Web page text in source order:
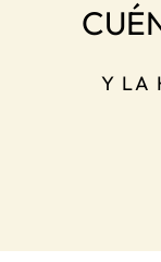
Y LA